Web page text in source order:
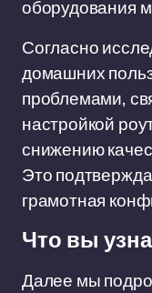
оборудования
Согласно
домашних
проблемами,
настройкой
снижению
Это
грамотная
Что вы
Далее мы